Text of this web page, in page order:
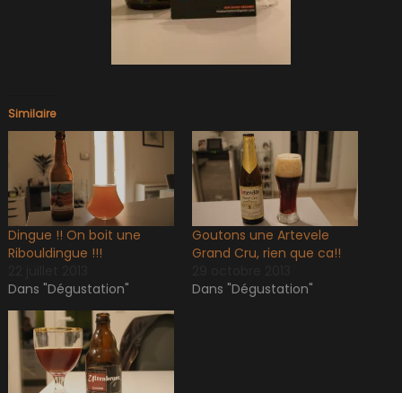
Similaire
Dingue !! On boit une
Ribouldingue !!!
Dans "Dégustation"
Goutons une Artevele
Grand Cru, rien que ca!!
Dans "Dégustation"